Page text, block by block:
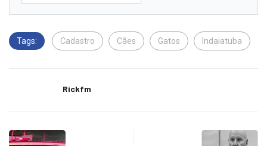
Tags: Cadastro Cães Gatos Indaiatuba
Rickfm